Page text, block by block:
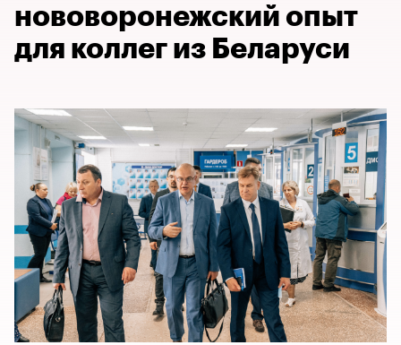
нововоронежский опыт
для коллег из Беларуси